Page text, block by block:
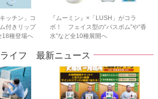
ッチン」コ
付きリップ
18種登場へ
『ムーミン』×「LUSH」がコラ
ボ！ フェイス型の“バスボム”や“香
水”など全10種展開へ
ライフ 最新ニュース